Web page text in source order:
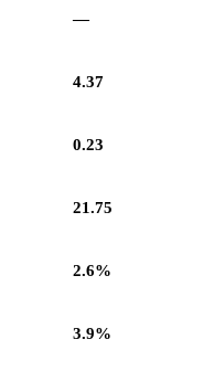
—
4.37
0.23
21.75
2.6%
3.9%